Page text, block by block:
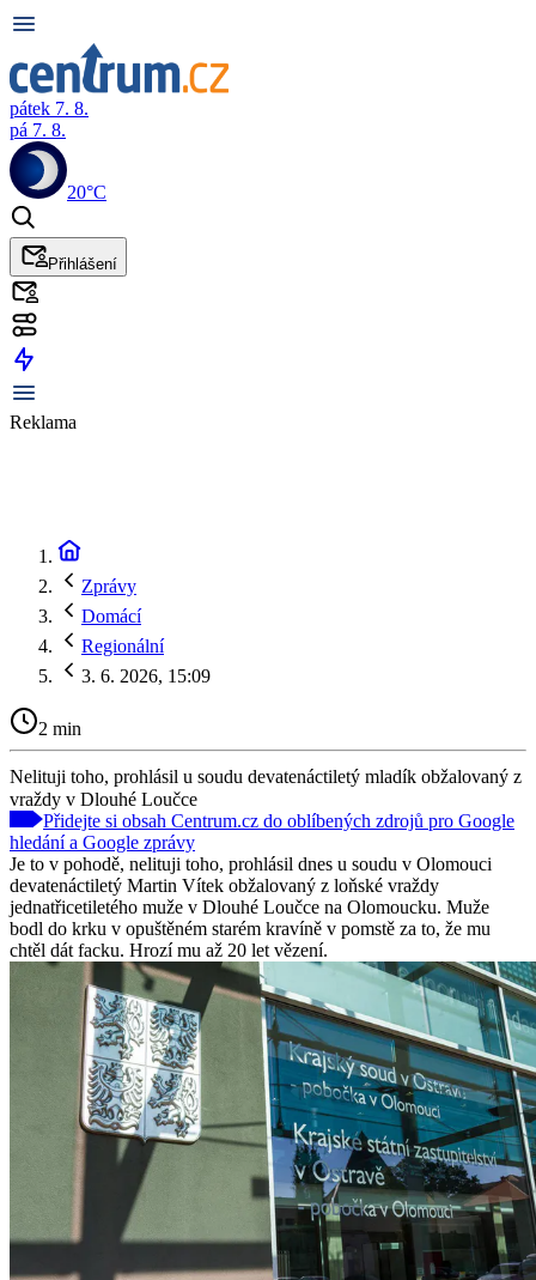
pátek 7. 8.
pá 7. 8.
20°C
Přihlášení
Reklama
Zprávy
Domácí
Regionální
3. 6. 2026, 15:09
2 min
Nelituji toho, prohlásil u soudu devatenáctiletý mladík obžalovaný z
vraždy v Dlouhé Loučce
Přidejte si obsah Centrum.cz do oblíbených zdrojů pro Google
hledání a Google zprávy
Je to v pohodě, nelituji toho, prohlásil dnes u soudu v Olomouci
devatenáctiletý Martin Vítek obžalovaný z loňské vraždy
jednatřicetiletého muže v Dlouhé Loučce na Olomoucku. Muže
bodl do krku v opuštěném starém kravíně v pomstě za to, že mu
chtěl dát facku. Hrozí mu až 20 let vězení.